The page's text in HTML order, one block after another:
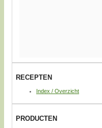
RECEPTEN
Index / Overzicht
PRODUCTEN